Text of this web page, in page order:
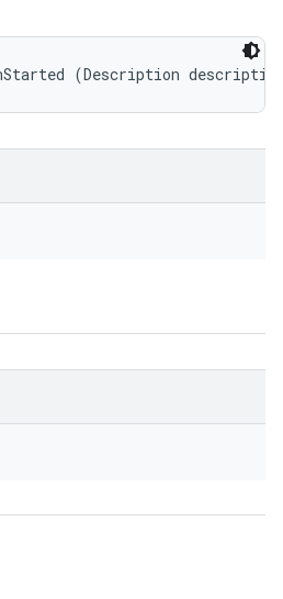
(Description